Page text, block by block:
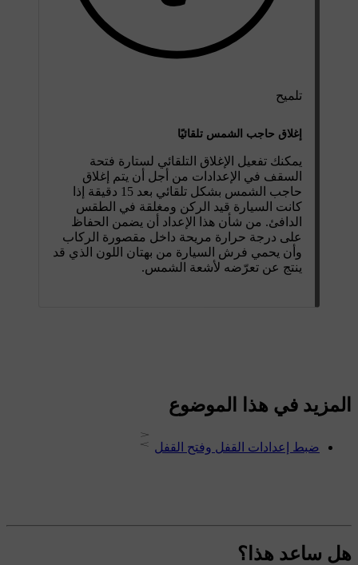
تلميح
إغلاق حاجب الشمس تلقائيًا
يمكنك تفعيل الإغلاق التلقائي لستارة فتحة
السقف في الإعدادات من أجل أن يتم إغلاق
حاجب الشمس بشكل تلقائي بعد 15 دقيقة إذا
كانت السيارة قيد الركن ومغلقة في الطقس
الدافئ. من شأن هذا الإعداد أن يضمن الحفاظ
على درجة حرارة مريحة داخل مقصورة الركاب
وأن يحمي فرش السيارة من بهتان اللون الذي قد
ينتج عن تعرّضه لأشعة الشمس.
المزيد في هذا الموضوع
ضبط إعدادات القفل وفتح القفل
هل ساعد هذا؟